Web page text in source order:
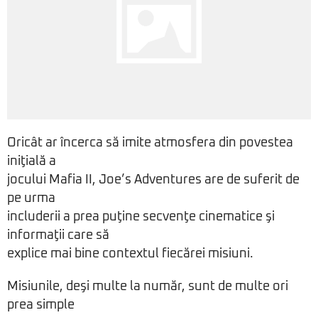
Oricât ar încerca să imite atmosfera din povestea
iniţială a
jocului Mafia II, Joe’s Adventures are de suferit de
pe urma
includerii a prea puţine secvenţe cinematice şi
informaţii care să
explice mai bine contextul fiecărei misiuni.
Misiunile, deşi multe la număr, sunt de multe ori
prea simple